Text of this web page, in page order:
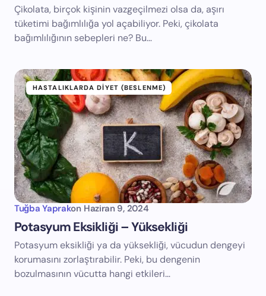
Çikolata, birçok kişinin vazgeçilmezi olsa da, aşırı
tüketimi bağımlılığa yol açabiliyor. Peki, çikolata
bağımlılığının sebepleri ne? Bu…
HASTALIKLARDA DIYET (BESLENME)
Tuğba Yaprakon Haziran 9, 2024
Potasyum Eksikliği – Yüksekliği
Potasyum eksikliği ya da yüksekliği, vücudun dengeyi
korumasını zorlaştırabilir. Peki, bu dengenin
bozulmasının vücutta hangi etkileri…